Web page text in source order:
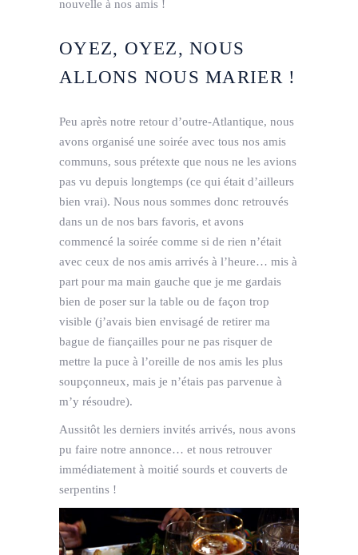
nouvelle à nos amis !
OYEZ, OYEZ, NOUS
ALLONS NOUS MARIER !
Peu après notre retour d’outre-Atlantique, nous
avons organisé une soirée avec tous nos amis
communs, sous prétexte que nous ne les avions
pas vu depuis longtemps (ce qui était d’ailleurs
bien vrai). Nous nous sommes donc retrouvés
dans un de nos bars favoris, et avons
commencé la soirée comme si de rien n’était
avec ceux de nos amis arrivés à l’heure… mis à
part pour ma main gauche que je me gardais
bien de poser sur la table ou de façon trop
visible (j’avais bien envisagé de retirer ma
bague de fiançailles pour ne pas risquer de
mettre la puce à l’oreille de nos amis les plus
soupçonneux, mais je n’étais pas parvenue à
m’y résoudre).
Aussitôt les derniers invités arrivés, nous avons
pu faire notre annonce… et nous retrouver
immédiatement à moitié sourds et couverts de
serpentins !